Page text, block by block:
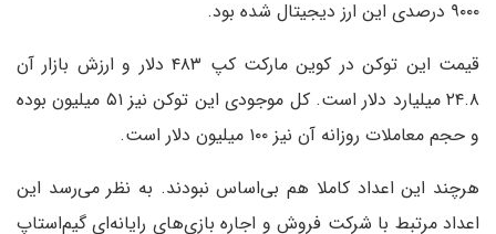
۹۰۰۰ درصدی این ارز دیجیتال شده بود.
قیمت این توکن در کوین مارکت کپ ۴۸۳ دلار و ارزش بازار آن
۲۴.۸ میلیارد دلار است. کل موجودی این توکن نیز ۵۱ میلیون بوده
و حجم معاملات روزانه آن نیز ۱۰۰ میلیون دلار است.
هرچند این اعداد کاملا هم بی‌اساس نبودند. به نظر می‌رسد این
اعداد مرتبط با شرکت فروش و اجاره بازی‌های رایانه‌ای گیم‌استاپ